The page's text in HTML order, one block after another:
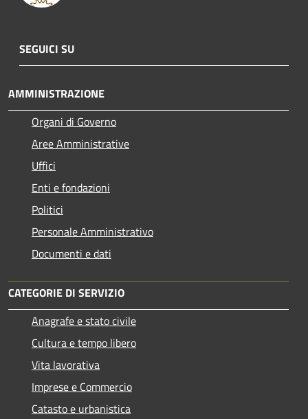
SEGUICI SU
AMMINISTRAZIONE
Organi di Governo
Aree Amministrative
Uffici
Enti e fondazioni
Politici
Personale Amministrativo
Documenti e dati
CATEGORIE DI SERVIZIO
Anagrafe e stato civile
Cultura e tempo libero
Vita lavorativa
Imprese e Commercio
Catasto e urbanistica